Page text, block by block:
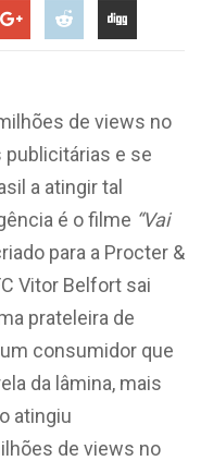
de views no
publicitárias e se
a atingir tal
é o filme “Vai
para a Procter &
Vitor Belfort sai
prateleira de
consumidor que
da lâmina, mais
atingiu
de views no